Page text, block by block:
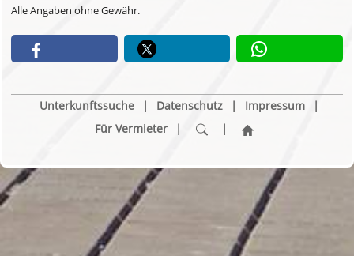
Alle Angaben ohne Gewähr.
Unterkunftssuche | Datenschutz | Impressum
|
Für Vermieter
| |